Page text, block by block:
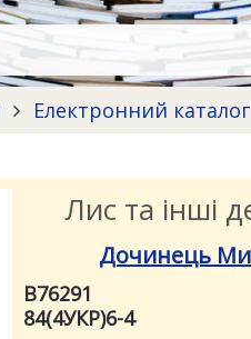
Електронний каталог
Лис та інші
Дочинець
В76291
84(4УКР)6-4